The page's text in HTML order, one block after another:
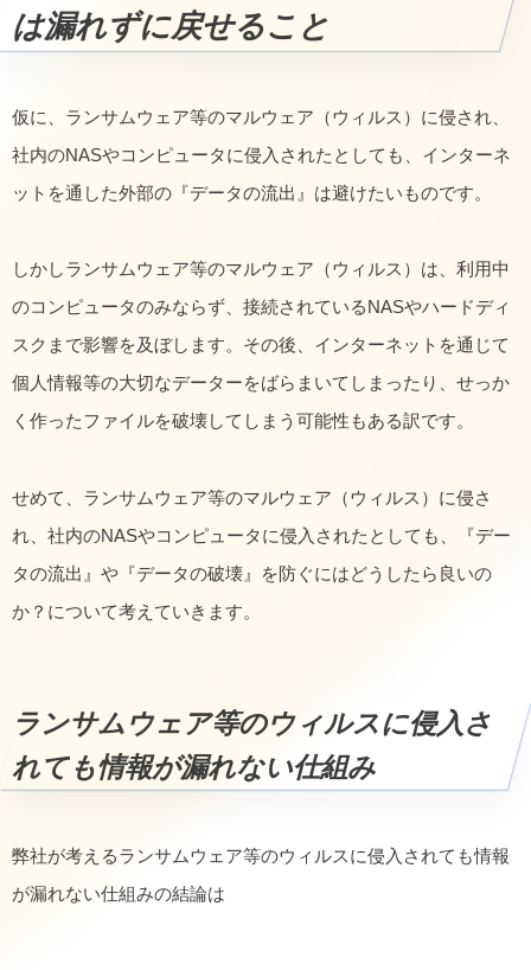
は漏れずに戻せること
仮に、ランサムウェア等のマルウェア（ウィルス）に侵され、
社内のNASやコンピュータに侵入されたとしても、インターネ
ットを通した外部の『データの流出』は避けたいものです。
しかしランサムウェア等のマルウェア（ウィルス）は、利用中
のコンピュータのみならず、接続されているNASやハードディ
スクまで影響を及ぼします。その後、インターネットを通じて
個人情報等の大切なデーターをばらまいてしまったり、せっか
く作ったファイルを破壊してしまう可能性もある訳です。
せめて、ランサムウェア等のマルウェア（ウィルス）に侵さ
れ、社内のNASやコンピュータに侵入されたとしても、『デー
タの流出』や『データの破壊』を防ぐにはどうしたら良いの
か？について考えていきます。
ランサムウェア等のウィルスに侵入さ
れても情報が漏れない仕組み
弊社が考えるランサムウェア等のウィルスに侵入されても情報
が漏れない仕組みの結論は